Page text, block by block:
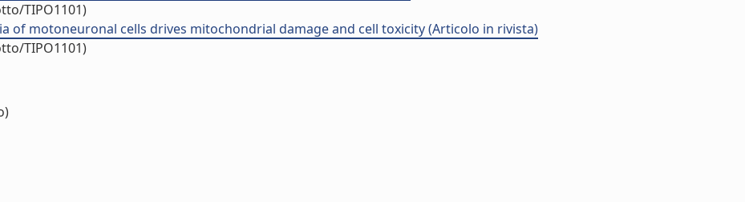
TIPO1101)
of motoneuronal cells drives mitochondrial damage and cell toxicity (Articolo in rivista)
TIPO1101)